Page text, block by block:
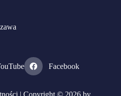
Facebook